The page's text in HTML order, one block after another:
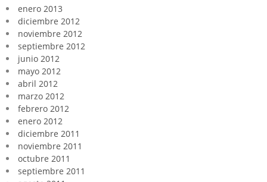
enero 2013
diciembre 2012
noviembre 2012
septiembre 2012
junio 2012
mayo 2012
abril 2012
marzo 2012
febrero 2012
enero 2012
diciembre 2011
noviembre 2011
octubre 2011
septiembre 2011